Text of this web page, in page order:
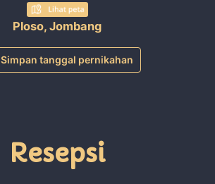
Ploso, Jombang
Simpan tanggal pernikahan
Resepsi